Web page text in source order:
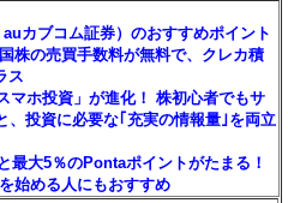
カブコム証券）のおすすめポイント
株の売買手数料が無料で、クレカ積
ス
ホ投資」が進化！ 株初心者でもサ
、投資に必要な｢充実の情報量｣を両立
大5％のPontaポイントがたまる！
始める人にもおすすめ